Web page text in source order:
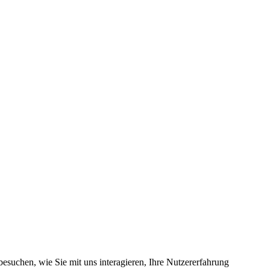
wie Sie mit uns interagieren, Ihre Nutzererfahrung